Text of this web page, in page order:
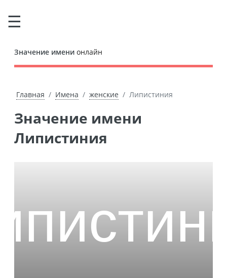
Значение имени онлайн
Главная Имена женские Липистиния
Значение имени
Липистиния